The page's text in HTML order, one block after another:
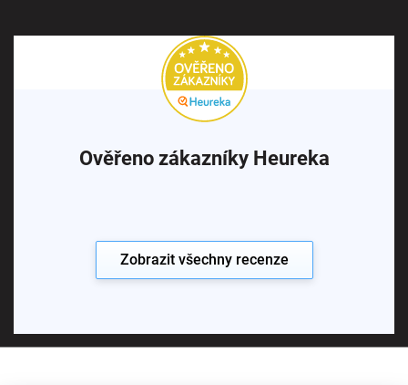
Ověřeno zákazníky Heureka
Zobrazit všechny recenze